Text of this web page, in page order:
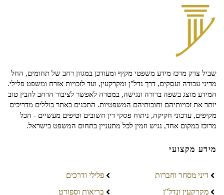
שביל צדק מרכז מידע משפטי מקיף ומעודכן במגוון רחב של תחומים, החל
מדיני עבודה ועסקים, דרך נדל"ן ומקרקעין, ועד לזכויות אזרח ומשפט פלילי.
המידע מוצג בשפה ברורה ונגישה, במטרה לאפשר לציבור הרחב להבין טוב
יותר את זכויותיהם וחובותיהם המשפטיות. התכנים באתר כוללים מדריכים
מקיפים, עדכוני חקיקה, ניתוח פסקי דין חשובים וטיפים מעשיים - הכל
מרוכז במקום אחד, נגיש וזמין לכל מתעניין בתחום המשפט בישראל.
מידע מקצועי
דיני מסחר וחברות
מקרקעין ונדל"ן
פלילי ודרכים
בריאות וספורט